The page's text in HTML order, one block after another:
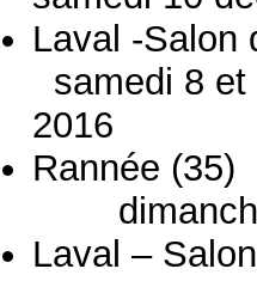
Laval -Salon
samedi 8
2016
dimanche
Laval –